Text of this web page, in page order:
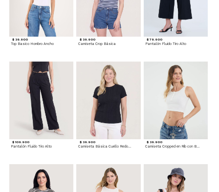
$ 39.900
Top Basico Hombro Ancho
$ 39.900
Camiseta Crop Básica
$ 79.900
Pantalón Fluido Tiro Alto
$ 109.900
Pantalón Fluido Tiro Alto
$ 39.900
Camiseta Básica Cuello Redondo
$ 39.900
Camiseta Cropped en Rib con Botones